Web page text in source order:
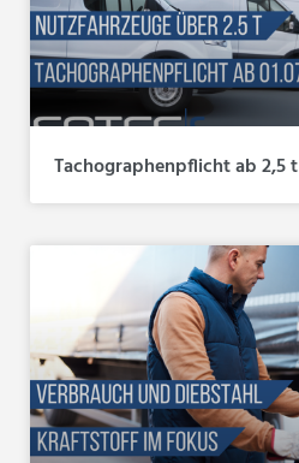
Tachographenpflicht ab 2,5 t